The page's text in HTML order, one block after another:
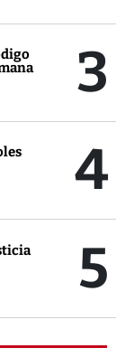
3
4
5